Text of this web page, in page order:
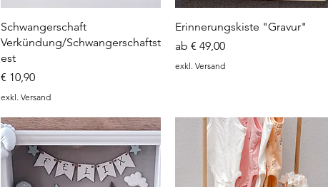
Schnellansicht
Schwangerschaft
Verkündung/Schwangerschaftst
est
Preis
€ 10,90
exkl. Versand
Schnellansicht
Erinnerungskiste "Gravur"
ab € 49,00
Sale-Preis
exkl. Versand